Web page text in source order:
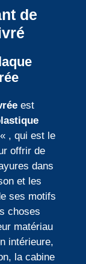
de
est
« , qui est le
offrir de
dans
et les
ses motifs
choses
matériau
intérieure,
la cabine